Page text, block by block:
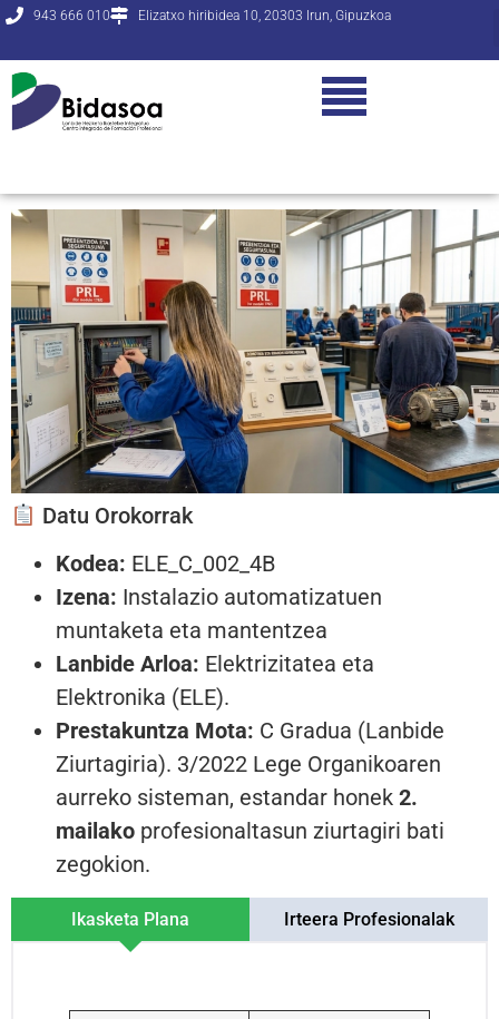
943 666 010 Elizatxo hiribidea 10, 20303 Irun, Gipuzkoa
Datu Orokorrak
Kodea: ELE_C_002_4B
Izena: Instalazio automatizatuen
muntaketa eta mantentzea
Lanbide Arloa: Elektrizitatea eta
Elektronika (ELE).
Prestakuntza Mota: C Gradua (Lanbide
Ziurtagiria). 3/2022 Lege Organikoaren
aurreko sisteman, estandar honek 2.
mailako profesionaltasun ziurtagiri bati
zegokion.
Ikasketa Plana Irteera Profesionalak